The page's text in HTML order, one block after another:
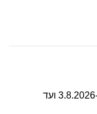
נסיגת כירון בשור לטלה מה-3.8.2026 ועד